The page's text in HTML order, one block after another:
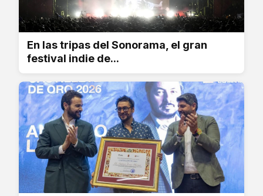
En las tripas del Sonorama, el gran
festival indie de...